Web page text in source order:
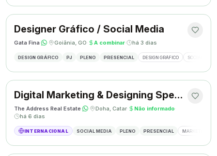
Designer Gráfico / Social Media
Gata Fina· · Goiânia, GO· A combinar· há 3 dias
DESIGN GRÁFICO PJ PLENO PRESENCIAL DESIGN GRÁFICO SOCIAL
Digital Marketing & Designing Specialist
The Address Real Estate· · Doha, Catar· Não informado·
há 6 dias
INTERNACIONAL SOCIAL MEDIA PLENO PRESENCIAL MARKETING